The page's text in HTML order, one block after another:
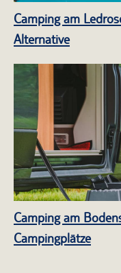
Camping am
Alternative
Camping am
Campingplätze